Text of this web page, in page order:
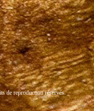
de reproduction réservés.